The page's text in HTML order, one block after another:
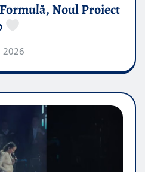
Noul Proiect
2026